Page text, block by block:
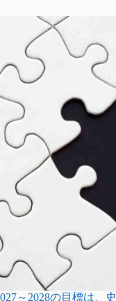
～2028の目標は、